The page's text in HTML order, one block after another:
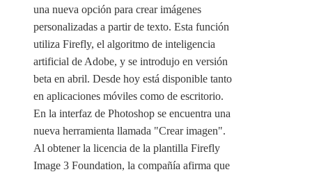
una nueva opción para crear imágenes
personalizadas a partir de texto. Esta función
utiliza Firefly, el algoritmo de inteligencia
artificial de Adobe, y se introdujo en versión
beta en abril. Desde hoy está disponible tanto
en aplicaciones móviles como de escritorio.
En la interfaz de Photoshop se encuentra una
nueva herramienta llamada "Crear imagen".
Al obtener la licencia de la plantilla Firefly
Image 3 Foundation, la compañía afirma que